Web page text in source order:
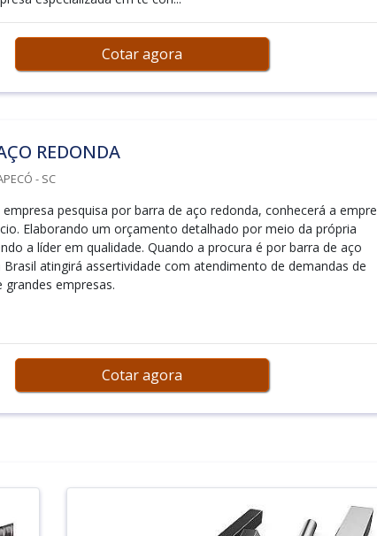
Cotar agora
REDONDA
- SC
pesquisa por barra de aço redonda, conhecerá a
Elaborando um orçamento detalhado por meio da própria
a líder em qualidade. Quando a procura é por barra de aço
atingirá assertividade com atendimento de demandas de
grandes empresas.
Cotar agora